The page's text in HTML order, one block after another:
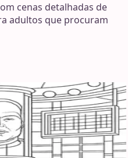
cenas detalhadas de
adultos que procuram